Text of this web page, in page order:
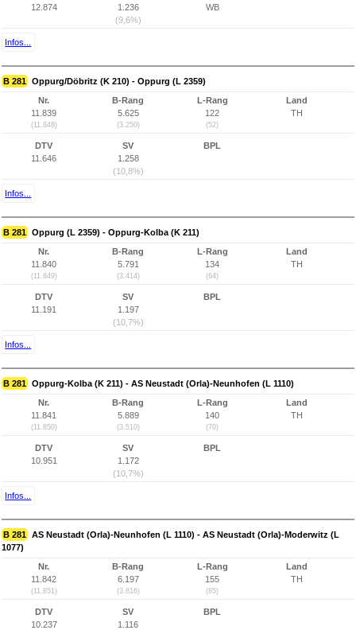
12.874
1.236
(9,6%)
WB
Infos...
B 281 Oppurg/Döbritz (K 210) - Oppurg (L 2359)
Nr.
11.839
(11.848)
B-Rang
5.625
(3.250)
L-Rang
122
(52)
Land
TH
DTV
11.646
SV
1.258
(10,8%)
BPL
Infos...
B 281 Oppurg (L 2359) - Oppurg-Kolba (K 211)
Nr.
11.840
(11.849)
B-Rang
5.791
(3.414)
L-Rang
134
(64)
Land
TH
DTV
11.191
SV
1.197
(10,7%)
BPL
Infos...
B 281 Oppurg-Kolba (K 211) - AS Neustadt (Orla)-Neunhofen (L 1110)
Nr.
11.841
(11.850)
B-Rang
5.889
(3.510)
L-Rang
140
(70)
Land
TH
DTV
10.951
SV
1.172
(10,7%)
BPL
Infos...
B 281 AS Neustadt (Orla)-Neunhofen (L 1110) - AS Neustadt (Orla)-Moderwitz (L
1077)
Nr.
11.842
(11.851)
B-Rang
6.197
(3.816)
L-Rang
155
(85)
Land
TH
DTV
10.237
SV
1.116
BPL